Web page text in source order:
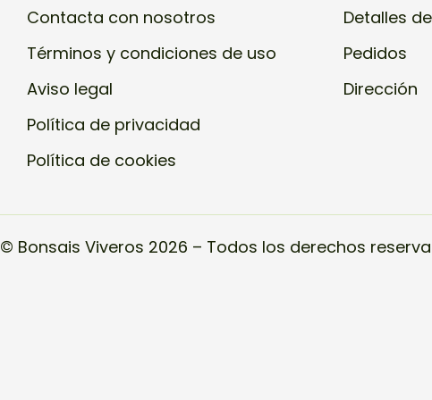
Contacta con nosotros
Términos y condiciones de uso
Aviso legal
Política de privacidad
Política de cookies
Detalles
Pedidos
Dirección
© Bonsais Viveros 2026 – Todos los derechos